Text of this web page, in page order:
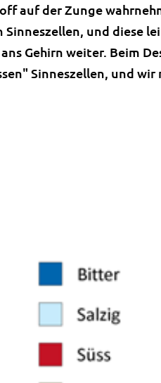
auf der Zunge
Sinneszellen, und diese
Gehirn weiter. Beim
Sinneszellen, und wir